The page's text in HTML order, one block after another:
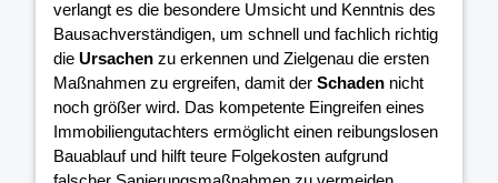
verlangt es die besondere Umsicht und Kenntnis des
Bausachverständigen, um schnell und fachlich richtig
die Ursachen zu erkennen und Zielgenau die ersten
Maßnahmen zu ergreifen, damit der Schaden nicht
noch größer wird. Das kompetente Eingreifen eines
Immobiliengutachters ermöglicht einen reibungslosen
Bauablauf und hilft teure Folgekosten aufgrund